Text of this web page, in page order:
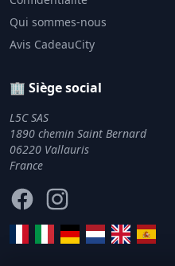
Qui sommes-nous
Avis CadeauCity
🏢 Siège social
L5C SAS
1890 chemin Saint Bernard
06220 Vallauris
France
FacebookInstagram